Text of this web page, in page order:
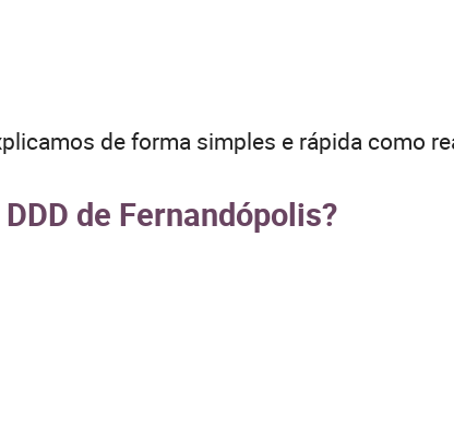
de forma simples e rápida como
de Fernandópolis?